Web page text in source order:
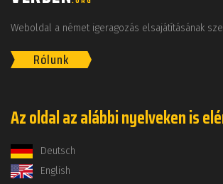
Weboldal a német igeragozás elsajátításának
Rólunk
Az oldal az alábbi nyelveken is
Deutsch
English